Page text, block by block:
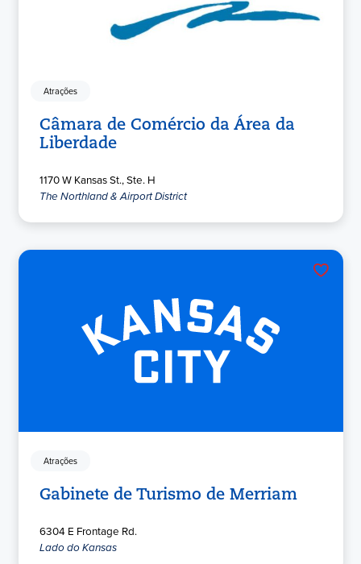
Atrações
Câmara de Comércio da Área da
Liberdade
1170 W Kansas St., Ste. H
The Northland & Airport District
Atrações
Gabinete de Turismo de Merriam
6304 E Frontage Rd.
Lado do Kansas